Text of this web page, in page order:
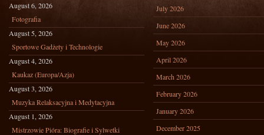
August 6, 2026
Fotografia
August 5, 2026
Sportowe Gadżety i Technologie
August 4, 2026
Kaukaz (Europa/Azja)
August 3, 2026
Muzyka Relaksacyjna i Medytacyjna
August 1, 2026
Mistrzowie Pióra: Biografie i Sylwetki
July 2026
June 2026
May 2026
April 2026
March 2026
February 2026
January 2026
December 2025